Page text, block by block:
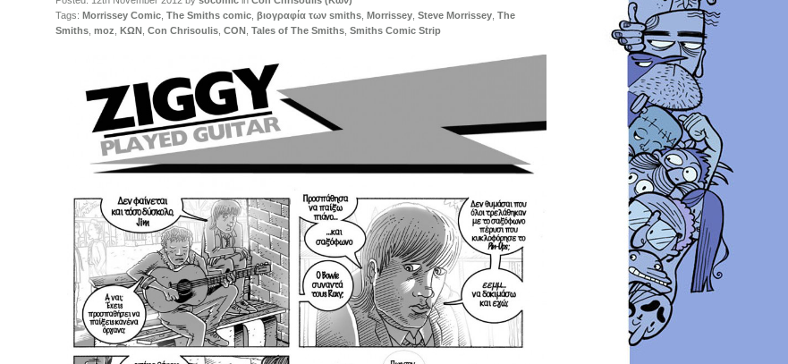
Tags: Morrissey Comic The Smiths comic βιογραφία των smiths Morrissey Steve Morrissey The
Smiths moz ΚΩΝ Con Chrisoulis CON Tales of The Smiths Smiths Comic Strip